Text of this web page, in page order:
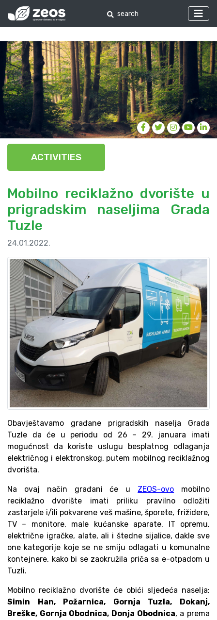
ACTIVITIES
Mobilno reciklažno dvorište u
prigradskim naseljima Grada
Tuzle
24.01.2022.
Obavještavamo građane prigradskih naselja Grada
Tuzle da će u periodu od 26 – 29. januara imati
mogućnost da koriste uslugu besplatnog odlaganja
električnog i elektronskog, putem mobilnog reciklažnog
dvorišta.
Na ovaj način građani će u ZEOS-ovo mobilno
reciklažno dvorište imati priliku pravilno odložiti
zastarjele i/ili pokvarene veš mašine, šporete, frižidere,
TV – monitore, male kućanske aparate, IT opremu,
električne igračke, alate, ali i štedne sijalice, dakle sve
one kategorije koje se ne smiju odlagati u komunalne
kontejnere, kako bi se zaokružila priča sa e-otpadom u
Tuzli.
Mobilno reciklažno dvorište će obići sljedeća naselja:
Simin Han, Požarnica, Gornja Tuzla, Dokanj,
Breške, Gornja Obodnica, Donja Obodnica, a prema